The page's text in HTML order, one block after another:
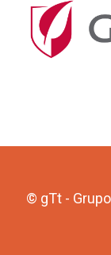
© gTt -